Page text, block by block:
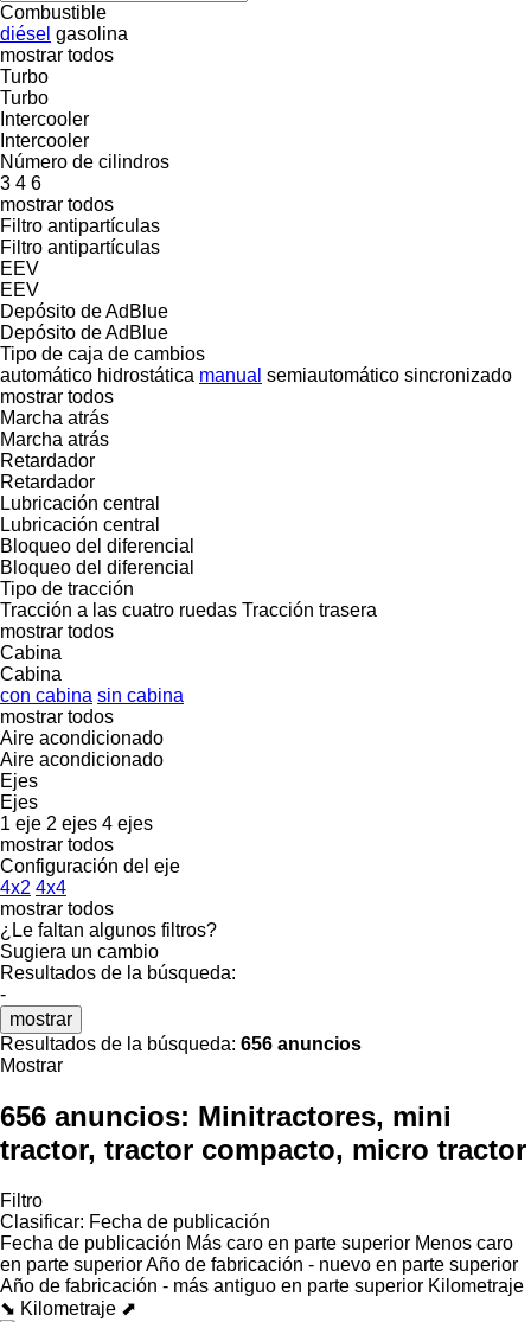
Combustible
diésel gasolina
mostrar todos
Turbo
Turbo
Intercooler
Intercooler
Número de cilindros
3 4 6
mostrar todos
Filtro antipartículas
Filtro antipartículas
EEV
EEV
Depósito de AdBlue
Depósito de AdBlue
Tipo de caja de cambios
automático hidrostática manual semiautomático sincronizado
mostrar todos
Marcha atrás
Marcha atrás
Retardador
Retardador
Lubricación central
Lubricación central
Bloqueo del diferencial
Bloqueo del diferencial
Tipo de tracción
Tracción a las cuatro ruedas Tracción trasera
mostrar todos
Cabina
Cabina
con cabina sin cabina
mostrar todos
Aire acondicionado
Aire acondicionado
Ejes
Ejes
1 eje 2 ejes 4 ejes
mostrar todos
Configuración del eje
4x2 4x4
mostrar todos
¿Le faltan algunos filtros?
Sugiera un cambio
Resultados de la búsqueda:
-
mostrar
Resultados de la búsqueda: 656 anuncios
Mostrar
656 anuncios: Minitractores, mini
tractor, tractor compacto, micro tractor
Filtro
Clasificar: Fecha de publicación
Fecha de publicación Más caro en parte superior Menos caro
en parte superiorAño de fabricación - nuevo en parte superior
Año de fabricación - más antiguo en parte superior Kilometraje
⬊ Kilometraje ⬈